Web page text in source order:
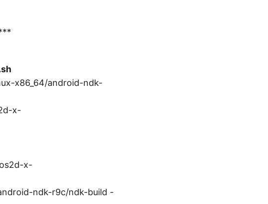
x86_64/android-ndk-
x-
x-
ndk-r9c/ndk-build -